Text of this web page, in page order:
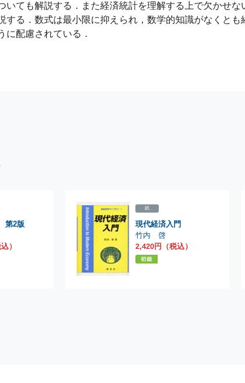
いても解説する．また経済統計を理解する上で欠かせ
する．数式は最小限に抑えられ，数学的知識がなくと
に配慮されている．
第2版
）
紙
現代経済入門
竹内 啓
2,420円（税込）